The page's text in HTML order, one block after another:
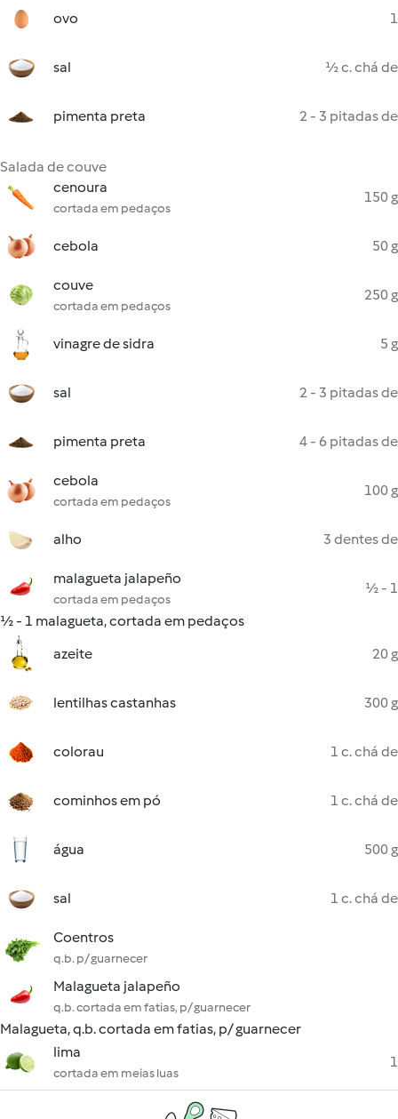
ovo 1
sal ½ c. chá de
pimenta preta 2 - 3 pitadas de
Salada de couve
cenoura
cortada em pedaços
150 g
cebola 50 g
couve
cortada em pedaços
250 g
vinagre de sidra 5 g
sal 2 - 3 pitadas de
pimenta preta 4 - 6 pitadas de
cebola
cortada em pedaços
100 g
alho 3 dentes de
malagueta jalapeño
cortada em pedaços
½ - 1
½ - 1 malagueta, cortada em pedaços
azeite
20 g
lentilhas castanhas 300 g
colorau 1 c. chá de
cominhos em pó 1 c. chá de
água 500 g
sal 1 c. chá de
Coentros
q.b. p/ guarnecer
Malagueta jalapeño
q.b. cortada em fatias, p/ guarnecer
Malagueta, q.b. cortada em fatias, p/ guarnecer
lima
cortada em meias luas
1